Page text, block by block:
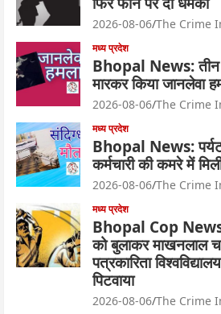
2026-08-06 The Crime
मध्य प्रदेश
Bhopal News: तीन
मारकर किया जानलेवा
2026-08-06 The Crime
मध्य प्रदेश
Bhopal News:
कर्मचारी की कमरे में
2026-08-06 The Crime
मध्य प्रदेश
Bhopal Cop
को बुलाकर माखनलाल
पत्रकारिता
पिटवाया
2026-08-06 The Crime